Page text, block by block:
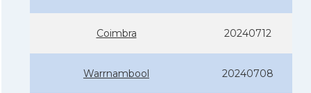
Coimbra 20240712
Warrnambool 20240708